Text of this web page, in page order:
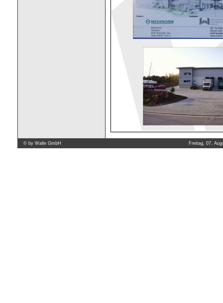
©by Walle GmbH Freitag, 07.